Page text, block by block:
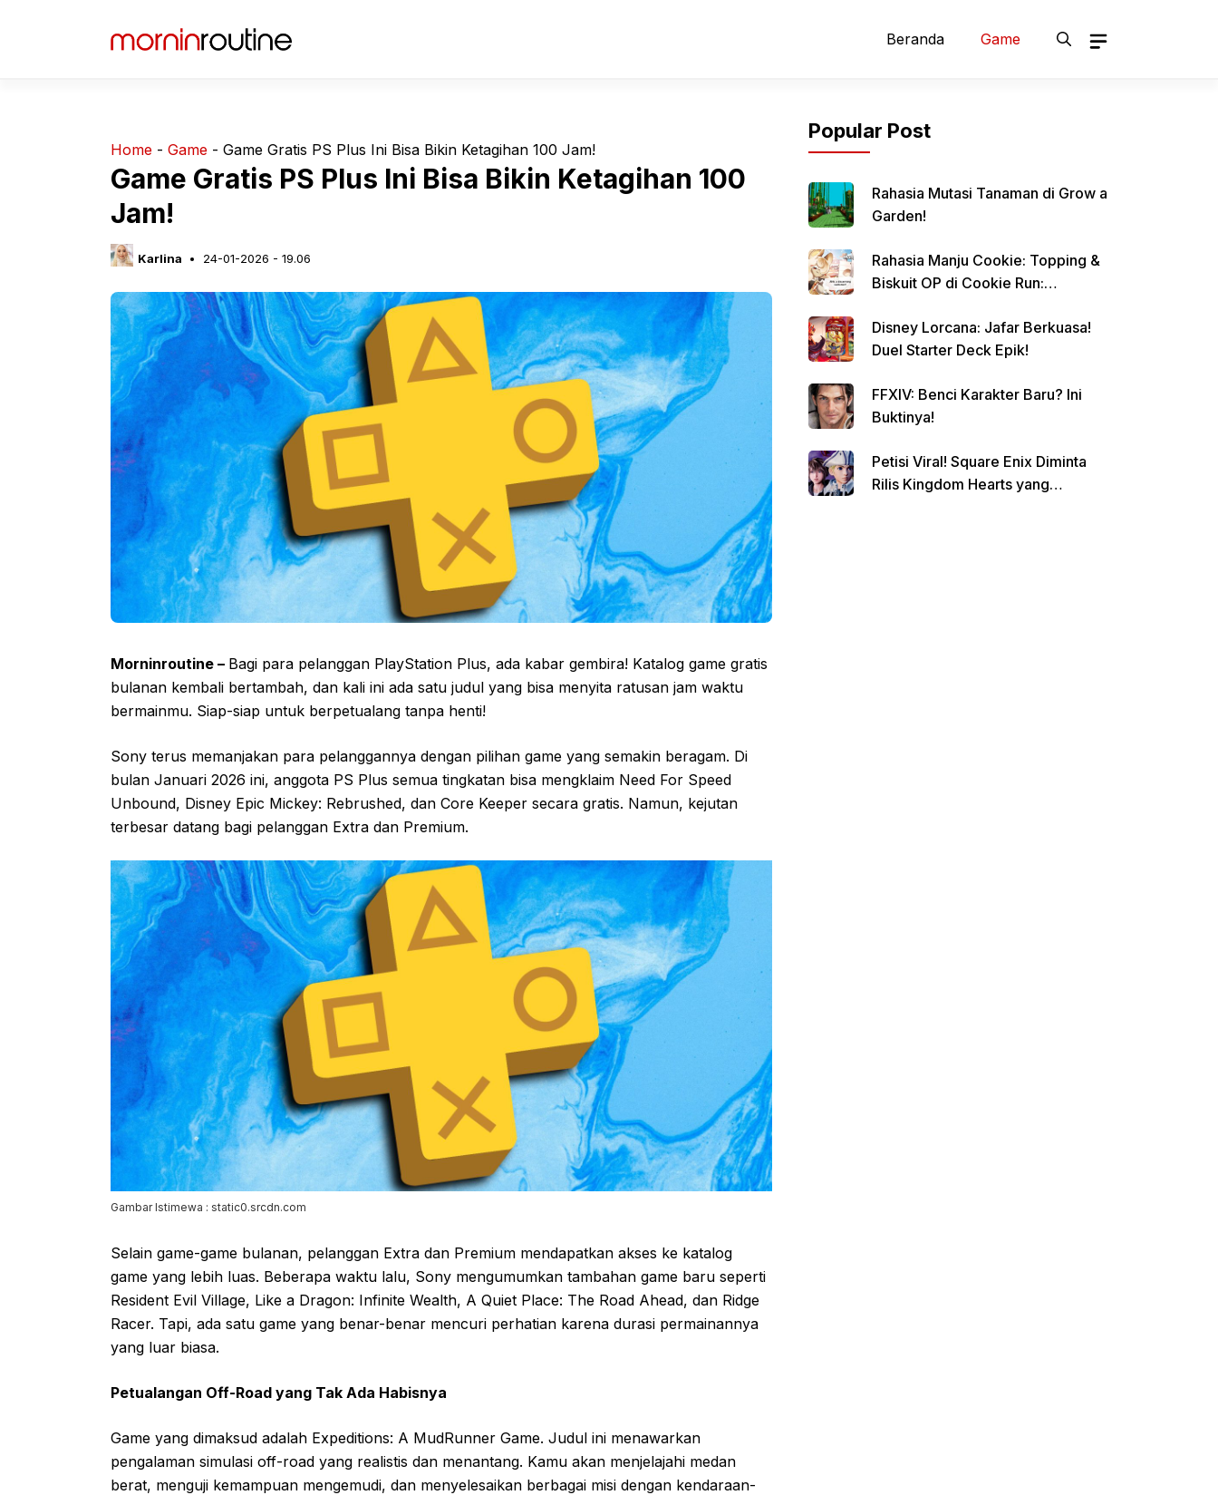
Beranda Game
Home - Game - Game Gratis PS Plus Ini Bisa Bikin Ketagihan 100 Jam!
Game Gratis PS Plus Ini Bisa Bikin Ketagihan 100
Jam!
Karlina 24-01-2026 - 19.06
Morninroutine – Bagi para pelanggan PlayStation Plus, ada kabar gembira! Katalog game gratis
bulanan kembali bertambah, dan kali ini ada satu judul yang bisa menyita ratusan jam waktu
bermainmu. Siap-siap untuk berpetualang tanpa henti!
Sony terus memanjakan para pelanggannya dengan pilihan game yang semakin beragam. Di
bulan Januari 2026 ini, anggota PS Plus semua tingkatan bisa mengklaim Need For Speed
Unbound, Disney Epic Mickey: Rebrushed, dan Core Keeper secara gratis. Namun, kejutan
terbesar datang bagi pelanggan Extra dan Premium.
Gambar Istimewa : static0.srcdn.com
Selain game-game bulanan, pelanggan Extra dan Premium mendapatkan akses ke katalog
game yang lebih luas. Beberapa waktu lalu, Sony mengumumkan tambahan game baru seperti
Resident Evil Village, Like a Dragon: Infinite Wealth, A Quiet Place: The Road Ahead, dan Ridge
Racer. Tapi, ada satu game yang benar-benar mencuri perhatian karena durasi permainannya
yang luar biasa.
Petualangan Off-Road yang Tak Ada Habisnya
Game yang dimaksud adalah Expeditions: A MudRunner Game. Judul ini menawarkan
pengalaman simulasi off-road yang realistis dan menantang. Kamu akan menjelajahi medan
berat, menguji kemampuan mengemudi, dan menyelesaikan berbagai misi dengan kendaraan-
Popular Post
Rahasia Mutasi Tanaman di Grow a
Garden!
Rahasia Manju Cookie: Topping &
Biskuit OP di Cookie Run:
Disney Lorcana: Jafar Berkuasa!
Duel Starter Deck Epik!
FFXIV: Benci Karakter Baru? Ini
Buktinya!
Petisi Viral! Square Enix Diminta
Rilis Kingdom Hearts yang